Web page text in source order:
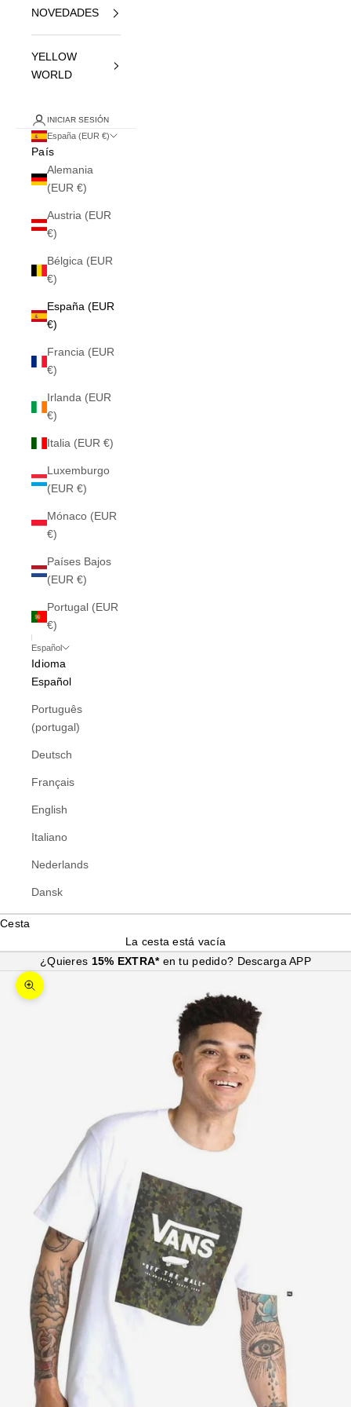
NOVEDADES
YELLOW
WORLD
INICIAR SESIÓN
España (EUR €)
País
Alemania
(EUR €)
Austria (EUR
€)
Bélgica (EUR
€)
España (EUR
€)
Francia (EUR
€)
Irlanda (EUR
€)
Italia (EUR €)
Luxemburgo
(EUR €)
Mónaco (EUR
€)
Países Bajos
(EUR €)
Portugal (EUR
€)
Español
Idioma
Español
Português
(portugal)
Deutsch
Français
English
Italiano
Nederlands
Dansk
Cesta
La cesta está vacía
¿Quieres 15% EXTRA* en tu pedido? Descarga APP
Zoom